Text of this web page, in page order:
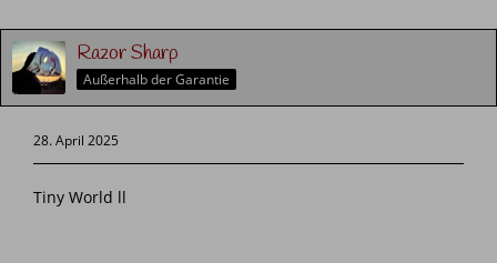
Razor Sharp
Außerhalb der Garantie
28. April 2025
Tiny World ll